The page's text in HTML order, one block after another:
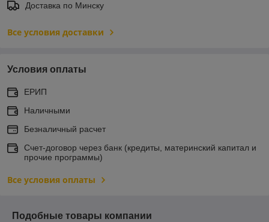
Доставка по Минску
Все условия доставки
Условия оплаты
ЕРИП
Наличными
Безналичный расчет
Счет-договор через банк (кредиты, материнский капитал и
прочие программы)
Все условия оплаты
Подобные товары компании